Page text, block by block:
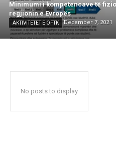
Minimumi i kompetencave të
regjionin e Evropës
AKTIVITETET E OFTK December 7, 2021
No posts to display